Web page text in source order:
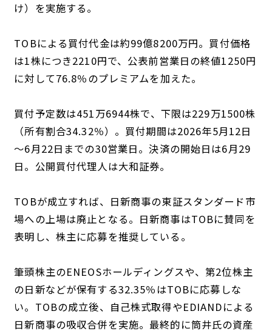
け）を実施する。
TOBによる買付代金は約99億8200万円。買付価格
は1株につき2210円で、公表前営業日の終値1250円
に対して76.8％のプレミアムを加えた。
買付予定数は451万6944株で、下限は229万1500株
（所有割合34.32％）。買付期間は2026年5月12日
～6月22日までの30営業日。決済の開始日は6月29
日。公開買付代理人は大和証券。
TOBが成立すれば、日新商事の東証スタンダード市
場への上場は廃止となる。日新商事はTOBに賛同を
表明し、株主に応募を推奨している。
筆頭株主のENEOSホールディングスや、第2位株主
の日新などが保有する32.35％はTOBに応募しな
い。TOBの成立後、自己株式取得やEDIANDによる
日新商事の吸収合併を実施。最終的に筒井氏の資産